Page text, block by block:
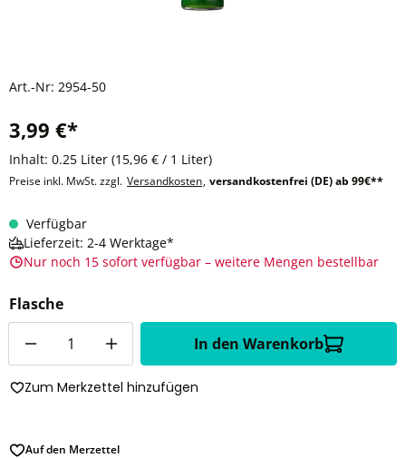
Art.-Nr: 2954-50
3,99 €*
Inhalt: 0.25 Liter (15,96 € / 1 Liter)
Preise inkl. MwSt. zzgl. Versandkosten, versandkostenfrei (DE) ab 99€**
Verfügbar
Lieferzeit: 2-4 Werktage*
Nur noch 15 sofort verfügbar – weitere Mengen bestellbar
Flasche
In den Warenkorb
Zum Merkzettel hinzufügen
Auf den Merzettel